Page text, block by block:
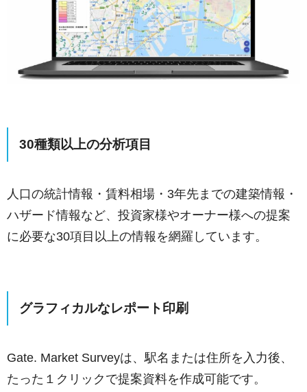
30種類以上の分析項目
人口の統計情報・賃料相場・3年先までの建築情報・
ハザード情報など、投資家様やオーナー様への提案
に必要な30項目以上の情報を網羅しています。
グラフィカルなレポート印刷
Gate. Market Surveyは、駅名または住所を入力後、
たった１クリックで提案資料を作成可能です。